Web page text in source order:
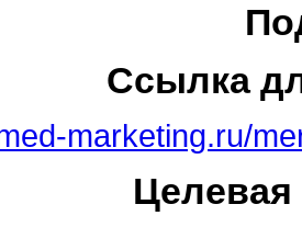
Ссылка
marketing.ru/